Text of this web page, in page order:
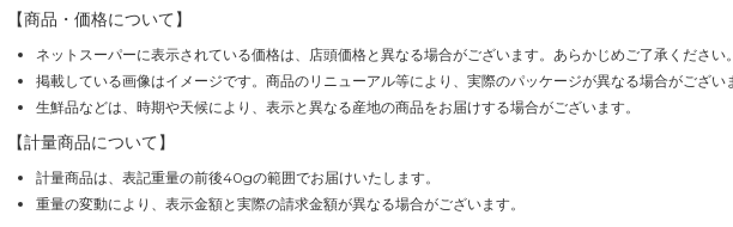
【商品・価格について】
ネットスーパーに表示されている価格は、店頭価格と異なる場合がございます。あらかじめご了承ください。
掲載している画像はイメージです。商品のリニューアル等により、実際のパッケージが異なる場合がござい
生鮮品などは、時期や天候により、表示と異なる産地の商品をお届けする場合がございます。
【計量商品について】
計量商品は、表記重量の前後40gの範囲でお届けいたします。
重量の変動により、表示金額と実際の請求金額が異なる場合がございます。